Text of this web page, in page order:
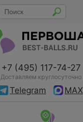
+7 (495) 117-74-27
Доставляем круглосуточно
Telegram MAX